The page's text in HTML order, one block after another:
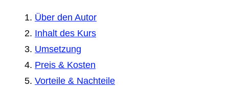
Über den Autor
Inhalt des Kurs
Umsetzung
Preis & Kosten
Vorteile & Nachteile